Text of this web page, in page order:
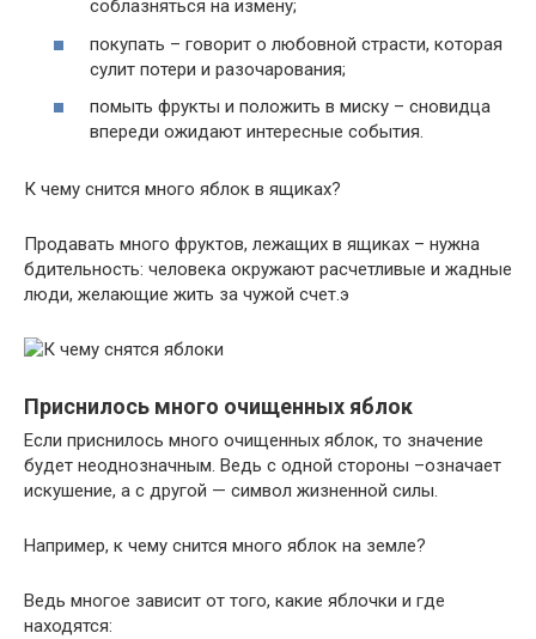
соблазняться на измену;
покупать – говорит о любовной страсти, которая
сулит потери и разочарования;
помыть фрукты и положить в миску – сновидца
впереди ожидают интересные события.
К чему снится много яблок в ящиках?
Продавать много фруктов, лежащих в ящиках – нужна
бдительность: человека окружают расчетливые и жадные
люди, желающие жить за чужой счет.э
Приснилось много очищенных яблок
Если приснилось много очищенных яблок, то значение
будет неоднозначным. Ведь с одной стороны –означает
искушение, а с другой — символ жизненной силы.
Например, к чему снится много яблок на земле?
Ведь многое зависит от того, какие яблочки и где
находятся: